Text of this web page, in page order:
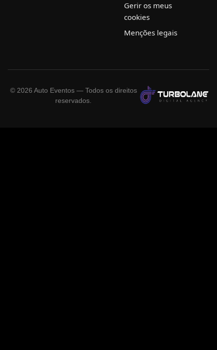
Gerir os meus
cookies
Menções legais
© 2026 Auto Eventos — Todos os direitos
reservados.